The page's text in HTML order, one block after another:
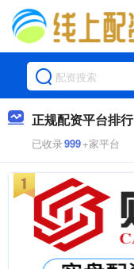
正规配资平台排行
已收录999+家平台